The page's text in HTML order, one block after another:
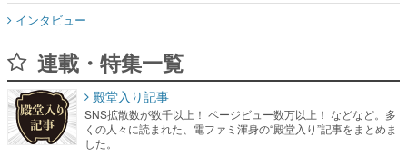
インタビュー
連載・特集一覧
殿堂入り記事
SNS拡散数が数千以上！ ページビュー数万以上！ などなど。多
くの人々に読まれた、電ファミ渾身の“殿堂入り”記事をまとめま
した。